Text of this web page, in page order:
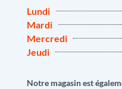
Lundi
Mardi
Mercredi
Jeudi
Notre magasin est